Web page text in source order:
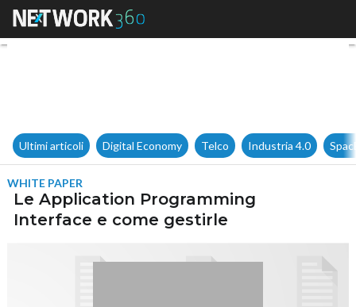
Le Application Programming
Ultimi articoli Digital Economy Telco Industria 4.0
WHITE PAPER
Le Application Programming
Interface e come gestirle